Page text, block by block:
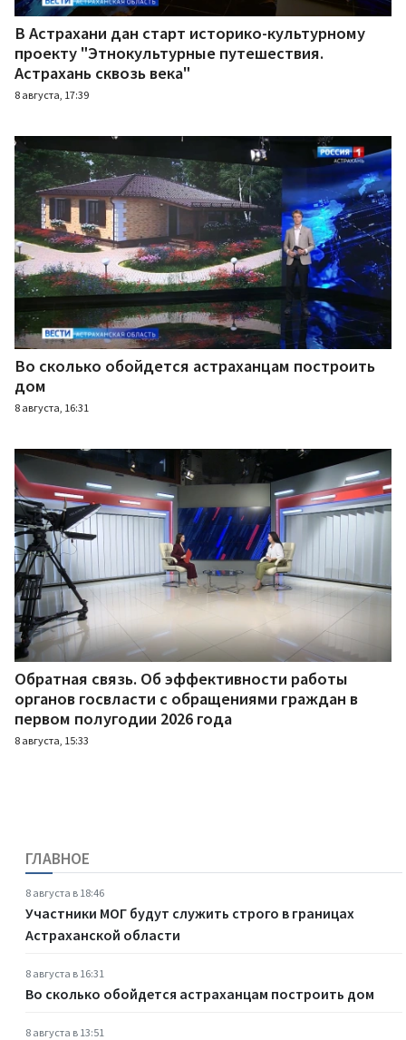
В Астрахани дан старт историко-культурному
проекту "Этнокультурные путешествия.
Астрахань сквозь века"
8 августа, 17:39
Во сколько обойдется астраханцам построить
дом
8 августа, 16:31
Обратная связь. Об эффективности работы
органов госвласти с обращениями граждан в
первом полугодии 2026 года
8 августа, 15:33
ГЛАВНОЕ
8 августа в 18:46
Участники МОГ будут служить строго в границах
Астраханской области
8 августа в 16:31
Во сколько обойдется астраханцам построить дом
8 августа в 13:51